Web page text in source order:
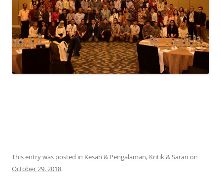
This entry was posted in Kesan & Pengalaman, Kritik & Saran on
October 29, 2018.